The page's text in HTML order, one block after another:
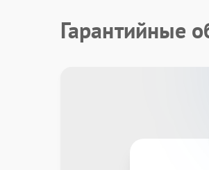
Гарантийные